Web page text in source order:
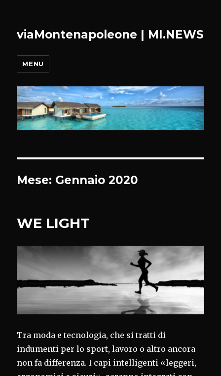
viaMontenapoleone | MI.NEWS
MENU
Mese: Gennaio 2020
WE LIGHT
Tra moda e tecnologia, che si tratti di
indumenti per lo sport, lavoro o altro ancora
non fa differenza. I capi intelligenti «leggeri,